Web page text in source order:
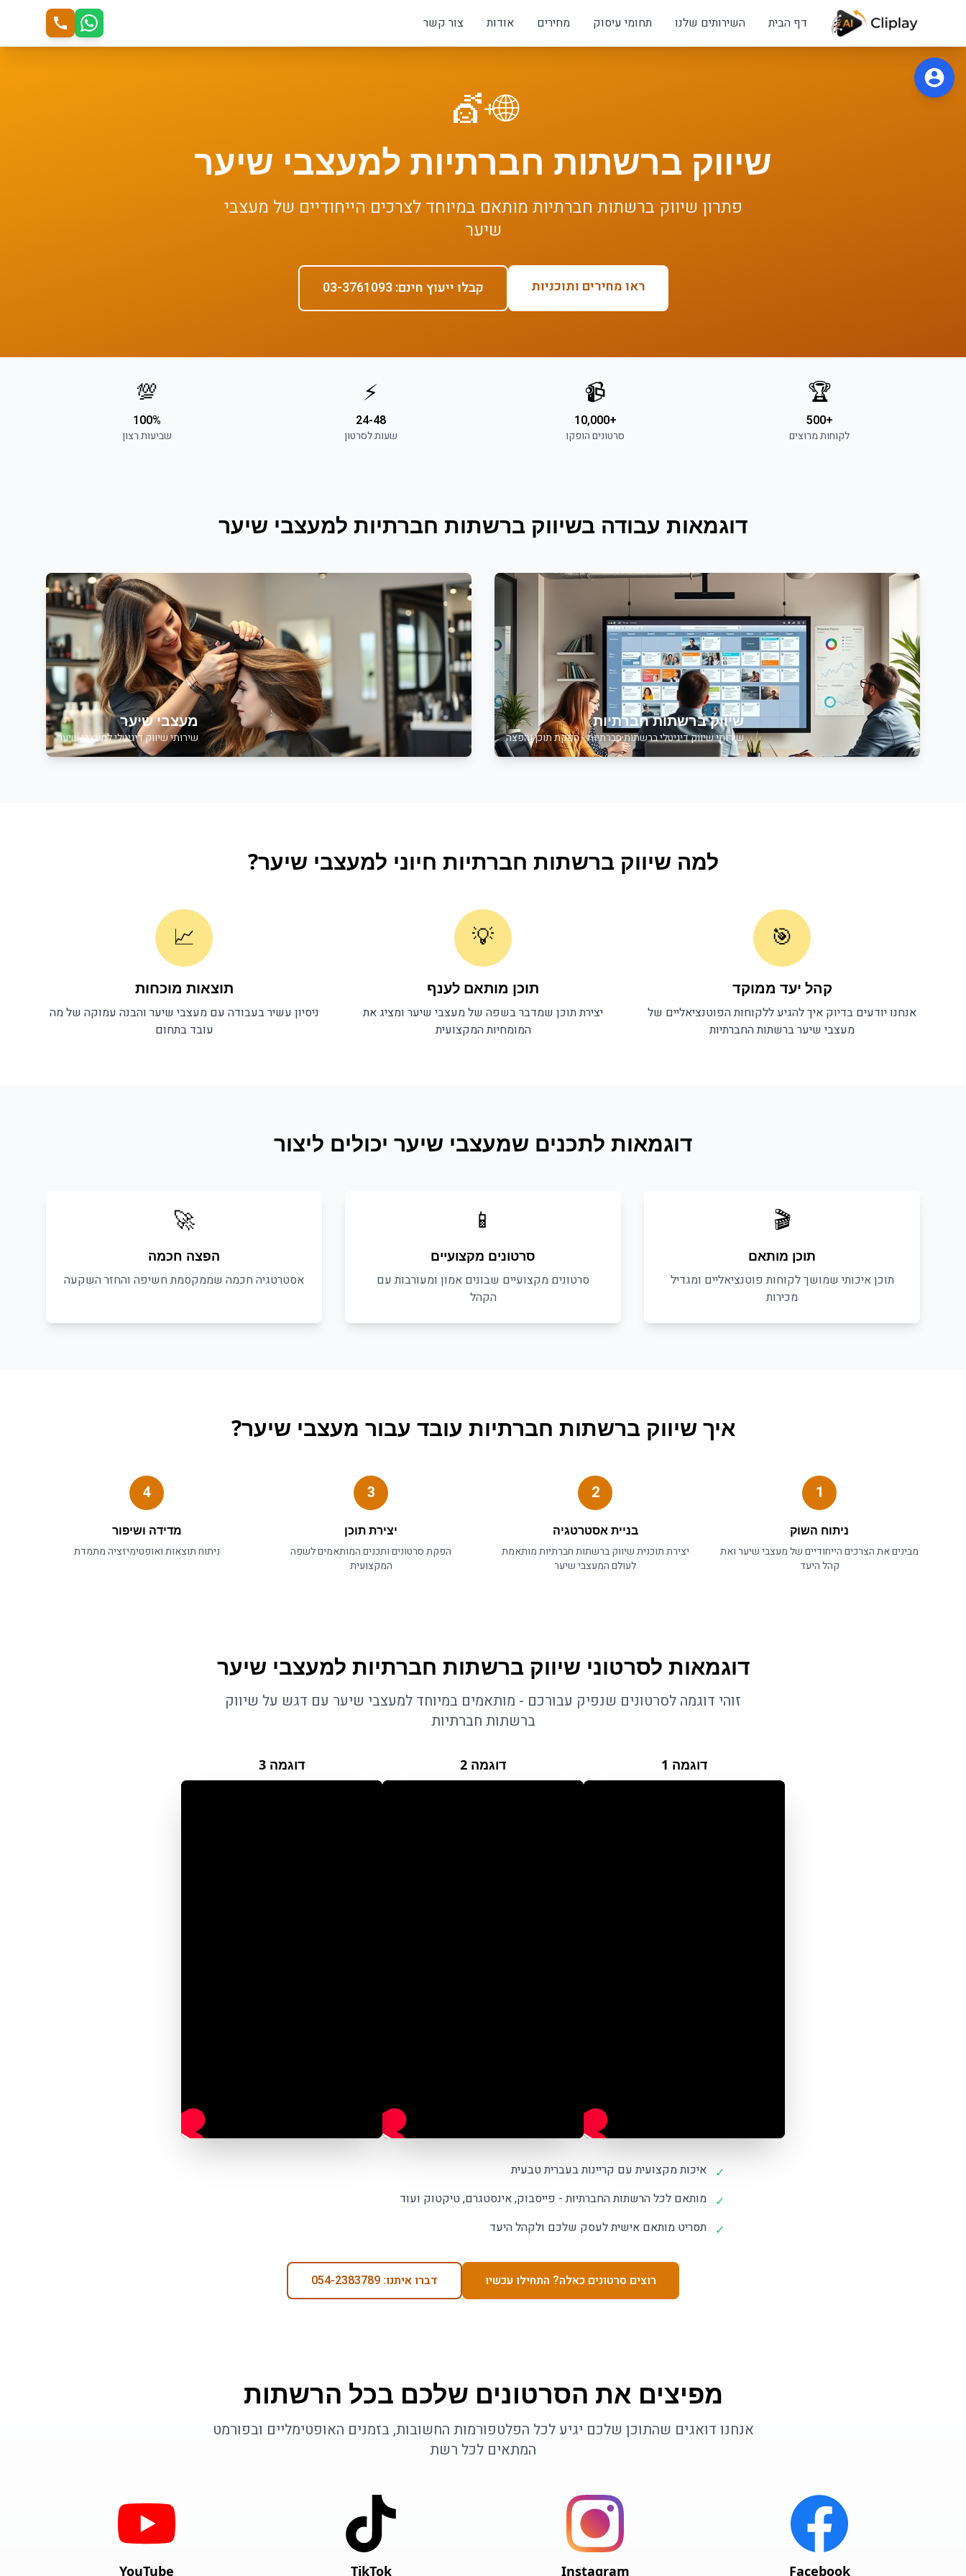
דף הבית
השירותים שלנו תחומי עיסוק מחירים אודות צור קשר
🌐
+
💇
שיווק ברשתות חברתיות למעצבי שיער
פתרון שיווק ברשתות חברתיות מותאם במיוחד לצרכים הייחודיים של מעצבי
שיער
ראו מחירים ותוכניות קבלו ייעוץ חינם: 03-3761093
🏆
+500
לקוחות מרוצים
📹
+10,000
סרטונים הופקו
⚡
24-48
שעות לסרטון
💯
100%
שביעות רצון
דוגמאות עבודה בשיווק ברשתות חברתיות למעצבי שיער
שיווק ברשתות חברתיות
שירותישיווק דיגיטלי ברשתות חברתיות - הפקת תוכן והפצה
מעצבי שיער
שירותי שיווק דיגיטלי למעצבי שיער
למה שיווק ברשתות חברתיות חיוני למעצבי שיער?
🎯
קהל יעד ממוקד
אנחנו יודעים בדיוק איך להגיע ללקוחות הפוטנציאליים של
מעצבי שיערברשתות החברתיות
💡
תוכן מותאם לענף
יצירת תוכן שמדבר בשפה שלמעצבי שיער ומציג את
המומחיות המקצועית
📈
תוצאות מוכחות
ניסיון עשיר בעבודה עםמעצבי שיער והבנה עמוקה של מה
עובד בתחום
דוגמאות לתכנים שמעצבי שיער יכולים ליצור
🎬
תוכן מותאם
תוכן איכותי שמושך לקוחות פוטנציאליים ומגדיל
מכירות
📱
סרטונים מקצועיים
סרטונים מקצועיים שבונים אמון ומעורבות עם
הקהל
🚀
הפצה חכמה
אסטרטגיה חכמה שממקסמת חשיפה והחזר השקעה
איך שיווק ברשתות חברתיות עובד עבור מעצבי שיער?
1
ניתוח השוק
מבינים את הצרכים הייחודיים שלמעצבי שיערואת
קהל היעד
2
בניית אסטרטגיה
יצירת תוכניתשיווק ברשתות חברתיותמותאמת
לעולם המעצבי שיער
3
יצירת תוכן
הפקת סרטונים ותכנים המותאמים לשפה
המקצועית
4
מדידה ושיפור
ניתוח תוצאות ואופטימיזציה מתמדת
דוגמאות לסרטוני שיווק ברשתות חברתיות למעצבי שיער
זוהי דוגמה לסרטונים שנפיק עבורכם - מותאמים במיוחד למעצבי שיער עם דגש על שיווק
ברשתות חברתיות
דוגמה 1 דוגמה 2 דוגמה 3
✓ איכות מקצועית עם קריינות בעברית טבעית
✓ מותאם לכל הרשתות החברתיות - פייסבוק, אינסטגרם, טיקטוק ועוד
✓ תסריט מותאם אישית לעסק שלכם ולקהל היעד
רוצים סרטונים כאלה? התחילו עכשיו דברו איתנו: 054-2383789
מפיצים את הסרטונים שלכם בכל הרשתות
אנחנו דואגים שהתוכן שלכם יגיע לכל הפלטפורמות החשובות, בזמנים האופטימליים ובפורמט
המתאים לכל רשת
Facebook
Instagram
TikTok
YouTube